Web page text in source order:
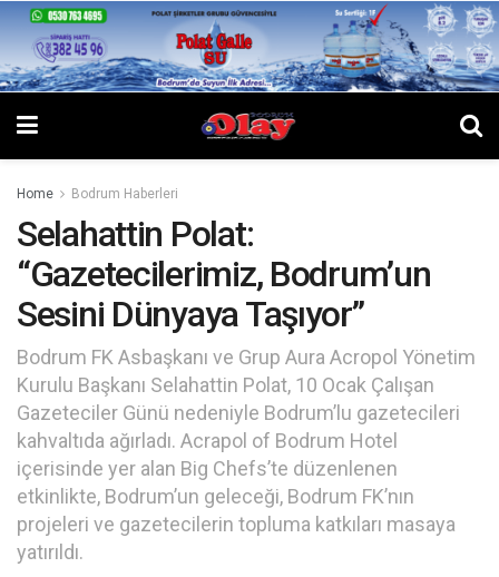
Home Bodrum Haberleri
Selahattin Polat:
“Gazetecilerimiz, Bodrum’un
Sesini Dünyaya Taşıyor”
Bodrum FK Asbaşkanı ve Grup Aura Acropol Yönetim
Kurulu Başkanı Selahattin Polat, 10 Ocak Çalışan
Gazeteciler Günü nedeniyle Bodrum’lu gazetecileri
kahvaltıda ağırladı. Acrapol of Bodrum Hotel
içerisinde yer alan Big Chefs’te düzenlenen
etkinlikte, Bodrum’un geleceği, Bodrum FK’nın
projeleri ve gazetecilerin topluma katkıları masaya
yatırıldı.